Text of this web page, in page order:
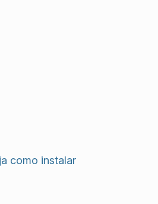
como instalar